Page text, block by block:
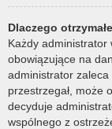
Dlaczego
Każdy administrator
obowiązujące na
administrator
przestrzegał, może
decyduje
wspólnego z